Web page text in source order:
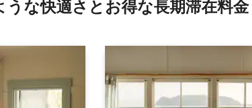
うな快⁠適⁠さ⁠とお⁠得⁠な長⁠期⁠滞⁠在料⁠金